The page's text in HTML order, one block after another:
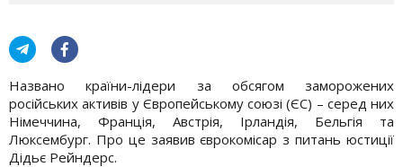
Названо країни-лідери за обсягом заморожених
російських активів у Європейському союзі (ЄС) – серед них
Німеччина, Франція, Австрія, Ірландія, Бельгія та
Люксембург. Про це заявив єврокомісар з питань юстиції
Дідьє Рейндерс.